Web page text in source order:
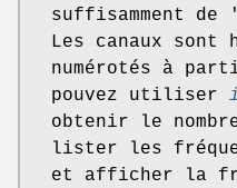
suffisamment de
Les canaux sont
numérotés à
pouvez utiliser
obtenir le
lister les
et afficher la